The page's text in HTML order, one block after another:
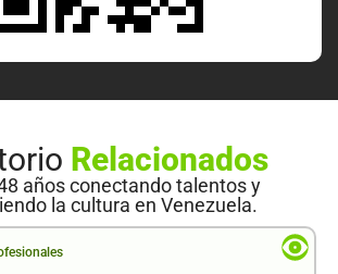
Relacionados
años conectando talentos y
la cultura en Venezuela.